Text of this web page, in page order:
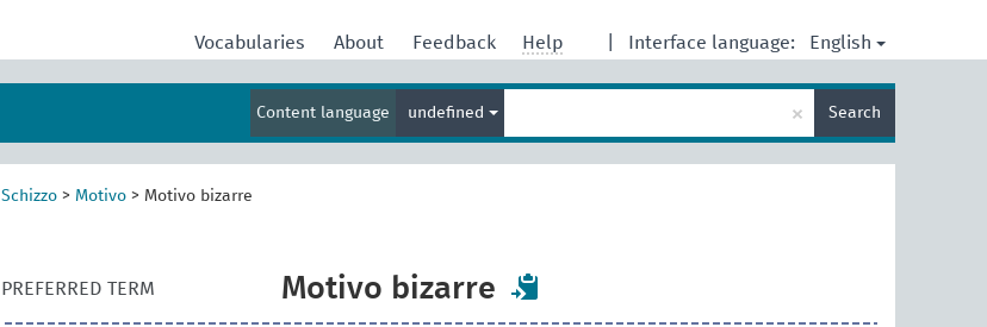
Interface language: English
Vocabularies About Feedback Help
Content language undefined
term
× Search
Schizzo > Motivo > Motivo bizarre
PREFERRED TERM Motivo bizarre